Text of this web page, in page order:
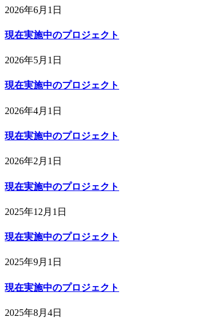
2026年6月1日
現在実施中のプロジェクト
2026年5月1日
現在実施中のプロジェクト
2026年4月1日
現在実施中のプロジェクト
2026年2月1日
現在実施中のプロジェクト
2025年12月1日
現在実施中のプロジェクト
2025年9月1日
現在実施中のプロジェクト
2025年8月4日